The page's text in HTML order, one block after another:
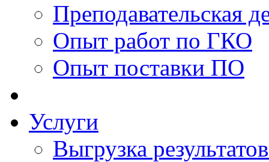
Преподавательская
Опыт работ по ГКО
Опыт поставки ПО
Услуги
Выгрузка